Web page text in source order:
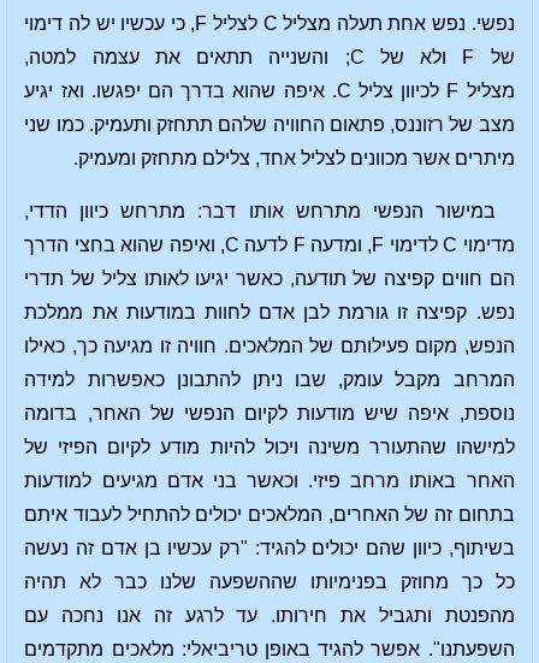
נפשי. נפש אחת תעלה מצליל C לצליל F, כי עכשיו יש לה דימוי
של F ולא של C; והשנייה תתאים את עצמה למטה,
מצליל F לכיוון צליל C. איפה שהוא בדרך הם יפגשו. ואז יגיע
מצב של רזוננס, פתאום החוויה שלהם תתחזק ותעמיק. כמו שני
מיתרים אשר מכוונים לצליל אחד, צלילם מתחזק ומעמיק.
במישור הנפשי מתרחש אותו דבר: מתרחש כיוון הדדי,
מדימוי C לדימוי F, ומדעה F לדעה C, ואיפה שהוא בחצי הדרך
הם חווים קפיצה של תודעה, כאשר יגיעו לאותו צליל של תדרי
נפש. קפיצה זו גורמת לבן אדם לחוות במודעות את ממלכת
הנפש, מקום פעילותם של המלאכים. חוויה זו מגיעה כך, כאילו
המרחב מקבל עומק, שבו ניתן להתבונן כאפשרות למידה
נוספת, איפה שיש מודעות לקיום הנפשי של האחר, בדומה
למישהו שהתעורר משינה ויכול להיות מודע לקיום הפיזי של
האחר באותו מרחב פיזי. וכאשר בני אדם מגיעים למודעות
בתחום זה של האחרים, המלאכים יכולים להתחיל לעבוד איתם
בשיתוף, כיוון שהם יכולים להגיד: "רק עכשיו בן אדם זה נעשה
כל כך מחוזק בפנימיותו שההשפעה שלנו כבר לא תהיה
מהפנטת ותגביל את חירותו. עד לרגע זה אנו נחכה עם
השפעתנו". אפשר להגיד באופן טריביאלי: מלאכים מתקדמים